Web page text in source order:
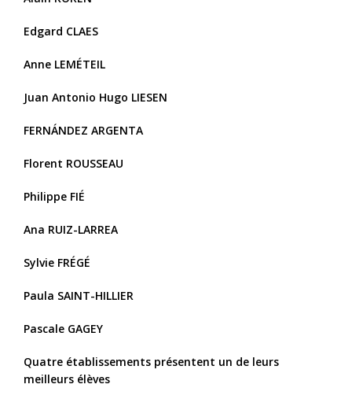
Edgard CLAES
Anne LEMÉTEIL
Juan Antonio Hugo LIESEN
FERNÁNDEZ ARGENTA
Florent ROUSSEAU
Philippe FIÉ
Ana RUIZ-LARREA
Sylvie FRÉGÉ
Paula SAINT-HILLIER
Pascale GAGEY
Quatre établissements présentent un de leurs
meilleurs élèves